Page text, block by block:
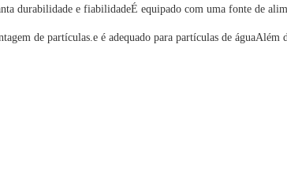
durabilidade e fiabilidadeÉ equipado com uma fonte de
de partículas.e é adequado para partículas de águaAlém